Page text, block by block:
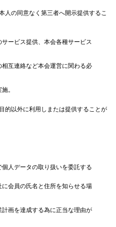
人の同意なく第三者へ開示提供するこ
ービス提供、本会各種サービス
互連絡など本会運営に関わる必
。
的以外に利用しまたは提供することが
人データの取り扱いを委託する
に会員の氏名と住所を知らせる場
画を達成する為に正当な理由が